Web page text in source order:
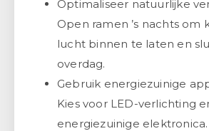
Optimaliseer natuurlijke
Open ramen ’s nachts om
lucht binnen te laten en
overdag.
Gebruik energiezuinige
Kies voor LED-verlichting
energiezuinige elektronica.